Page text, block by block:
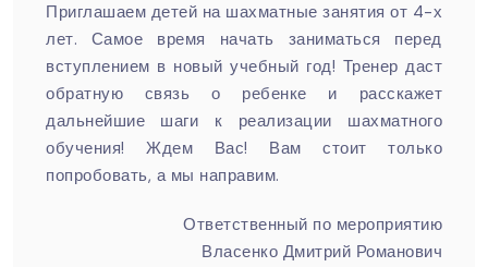
Приглашаем детей на шахматные занятия от 4-х
лет. Самое время начать заниматься перед
вступлением в новый учебный год! Тренер даст
обратную связь о ребенке и расскажет
дальнейшие шаги к реализации шахматного
обучения! Ждем Вас! Вам стоит только
попробовать, а мы направим.
Ответственный по мероприятию
Власенко Дмитрий Романович